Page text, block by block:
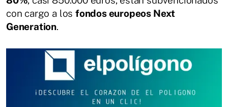
con cargo a los fondos europeos Next
Generation.